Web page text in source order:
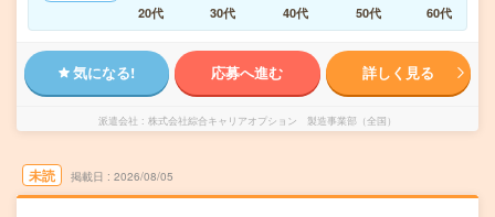
20代
30代 40代 50代 60代
気になる! 応募へ進む 詳しく見る
派遣会社 株式会社綜合キャリアオプション 製造事業部（全国）
未読 掲載日 2026/08/05